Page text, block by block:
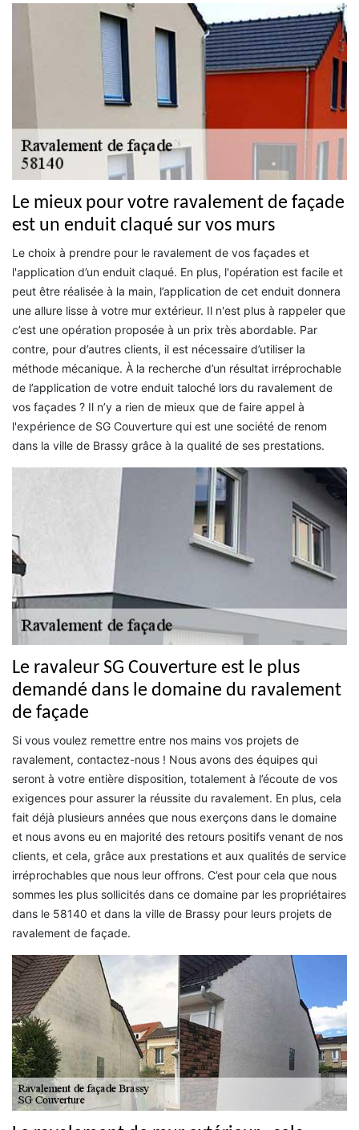
Le mieux pour votre ravalement de façade
est un enduit claqué sur vos murs
Le choix à prendre pour le ravalement de vos façades et
l'application d’un enduit claqué. En plus, l'opération est facile et
peut être réalisée à la main, l’application de cet enduit donnera
une allure lisse à votre mur extérieur. Il n'est plus à rappeler que
c’est une opération proposée à un prix très abordable. Par
contre, pour d’autres clients, il est nécessaire d’utiliser la
méthode mécanique. À la recherche d’un résultat irréprochable
de l’application de votre enduit taloché lors du ravalement de
vos façades ? Il n’y a rien de mieux que de faire appel à
l'expérience de SG Couverture qui est une société de renom
dans la ville de Brassy grâce à la qualité de ses prestations.
Le ravaleur SG Couverture est le plus
demandé dans le domaine du ravalement
de façade
Si vous voulez remettre entre nos mains vos projets de
ravalement, contactez-nous ! Nous avons des équipes qui
seront à votre entière disposition, totalement à l’écoute de vos
exigences pour assurer la réussite du ravalement. En plus, cela
fait déjà plusieurs années que nous exerçons dans le domaine
et nous avons eu en majorité des retours positifs venant de nos
clients, et cela, grâce aux prestations et aux qualités de service
irréprochables que nous leur offrons. C’est pour cela que nous
sommes les plus sollicités dans ce domaine par les propriétaires
dans le 58140 et dans la ville de Brassy pour leurs projets de
ravalement de façade.